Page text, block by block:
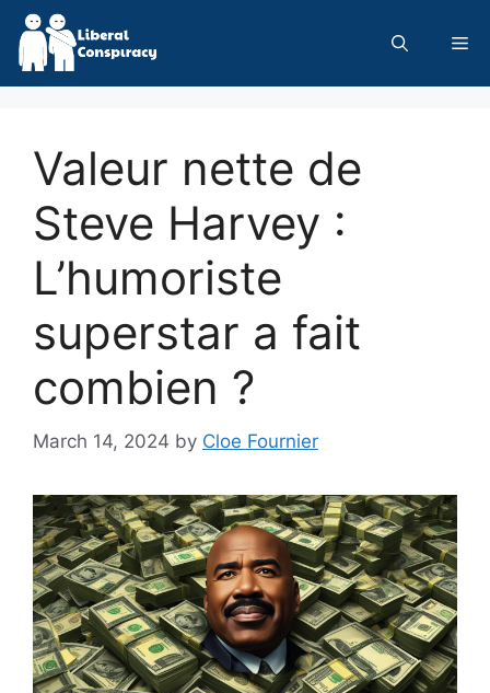
Skip
content
Valeur nette de
Steve Harvey :
L’humoriste
superstar a fait
combien ?
March 14, 2024 by Cloe Fournier